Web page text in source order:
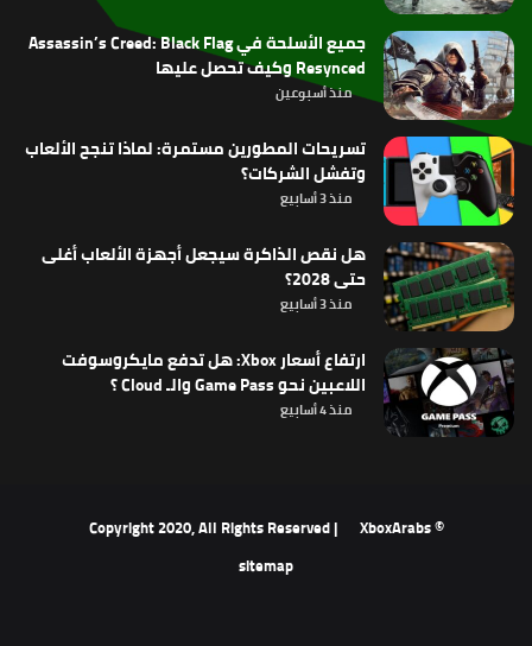
جميع الأسلحة في Assassin’s Creed: Black Flag
Resynced وكيف تحصل عليها
منذ أسبوعين
تسريحات المطورين مستمرة: لماذا تنجح الألعاب
وتفشل الشركات؟
منذ 3 أسابيع
هل نقص الذاكرة سيجعل أجهزة الألعاب أغلى
حتى 2028؟
منذ 3 أسابيع
ارتفاع أسعار Xbox: هل تدفع مايكروسوفت
اللاعبين نحو Game Pass والـ Cloud ؟
منذ 4 أسابيع
© Copyright 2020, All Rights Reserved |
XboxArabs
sitemap